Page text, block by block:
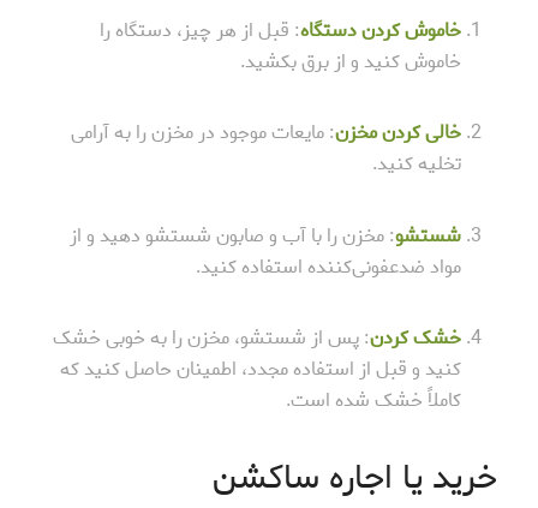
خاموش کردن دستگاه: قبل از هر چیز، دستگاه را
خاموش کنید و از برق بکشید.
خالی کردن مخزن: مایعات موجود در مخزن را به آرامی
تخلیه کنید.
شستشو: مخزن را با آب و صابون شستشو دهید و از
مواد ضدعفونی‌کننده استفاده کنید.
خشک کردن: پس از شستشو، مخزن را به خوبی خشک
کنید و قبل از استفاده مجدد، اطمینان حاصل کنید که
کاملاً خشک شده است.
خرید یا اجاره ساکشن